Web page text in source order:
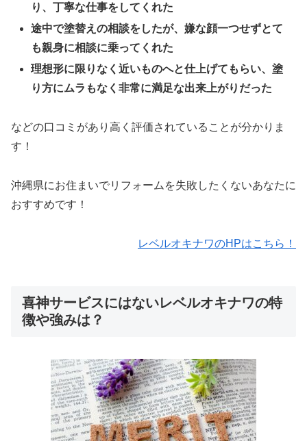
り、丁寧な仕事をしてくれた
途中で塗替えの相談をしたが、嫌な顔一つせずとて
も親身に相談に乗ってくれた
理想形に限りなく近いものへと仕上げてもらい、塗
り方にムラもなく非常に満足な出来上がりだった
などの口コミがあり高く評価されていることが分かりま
す！
沖縄県にお住まいでリフォームを失敗したくないあなたに
おすすめです！
レベルオキナワのHPはこちら！
喜神サービスにはないレベルオキナワの特
徴や強みは？